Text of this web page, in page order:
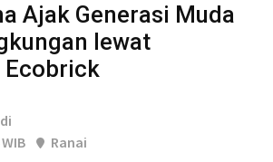
Ajak Generasi Muda
lewat
Ecobrick
Ranai